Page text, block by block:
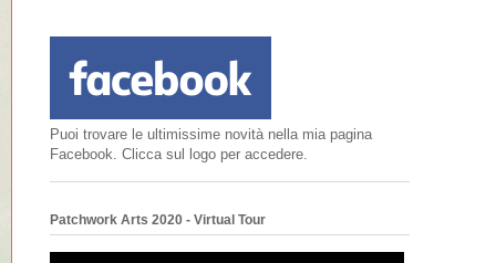
Puoi trovare le ultimissime novità nella mia pagina
Facebook. Clicca sul logo per accedere.
Patchwork Arts 2020 - Virtual Tour